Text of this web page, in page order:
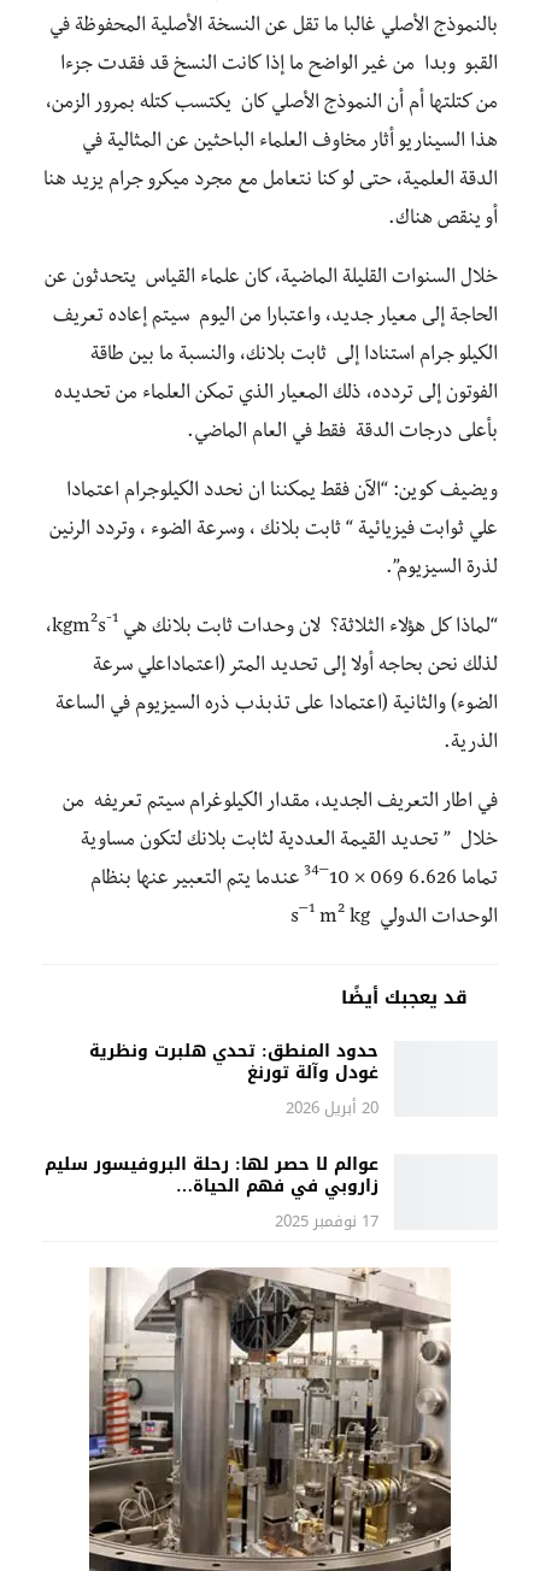
بالنموذج الأصلي غالبا ما تقل عن النسخة الأصلية المحفوظة في
القبو وبدا من غير الواضح ما إذا كانت النسخ قد فقدت جزءا
من كتلتها أم أن النموذج الأصلي كان يكتسب كتله بمرور الزمن،
هذا السيناريو أثار مخاوف العلماء الباحثين عن المثالية في
الدقة العلمية، حتى لو كنا نتعامل مع مجرد ميكرو جرام يزيد هنا
أو ينقص هناك.
خلال السنوات القليلة الماضية، كان علماء القياس يتحدثون عن
الحاجة إلى معيار جديد، واعتبارا من اليوم سيتم إعاده تعريف
الكيلو جرام استنادا إلى ثابت بلانك، والنسبة ما بين طاقة
الفوتون إلى تردده، ذلك المعيار الذي تمكن العلماء من تحديده
بأعلى درجات الدقة فقط في العام الماضي.
ويضيف كوين: “الآن فقط يمكننا ان نحدد الكيلوجرام اعتمادا
علي ثوابت فيزيائية “ ثابت بلانك ، وسرعة الضوء ، وتردد الرنين
لذرة السيزيوم”.
“لماذا كل هؤلاء الثلاثة؟ لان وحدات ثابت بلانك هي kgm 2s-1
،
لذلك نحن بحاجه أولا إلى تحديد المتر (اعتماداعلي سرعة
الضوء) والثانية (اعتمادا على تذبذب ذره السيزيوم في الساعة
الذرية.
في اطار التعريف الجديد، مقدار الكيلوغرام سيتم تعريفه من
خلال ” تحديد القيمة العددية لثابت بلانك لتكون مساوية
تماما 6.626 069 × 10
–34
عندما يتم التعبير عنها بنظام
الوحدات الدولي s
–1 m2 kg
قد يعجبك أيضًا
حدود المنطق: تحدي هلبرت ونظرية
غودل وآلة تورنغ
20 أبريل 2026
عوالم لا حصر لها: رحلة البروفيسور سليم
زاروبي في فهم الحياة…
17 نوفمبر 2025